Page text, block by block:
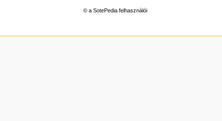
© a SotePedia felhasználói